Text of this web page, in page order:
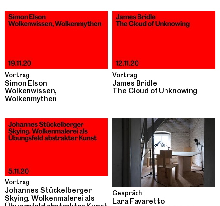
Vortrag
Simon Elson
Wolkenwissen,
Wolkenmythen
Vortrag
James Bridle
The Cloud of Unknowing
Vortrag
Johannes Stückelberger
Skying. Wolkenmalerei als
Gespräch
Lara Favaretto